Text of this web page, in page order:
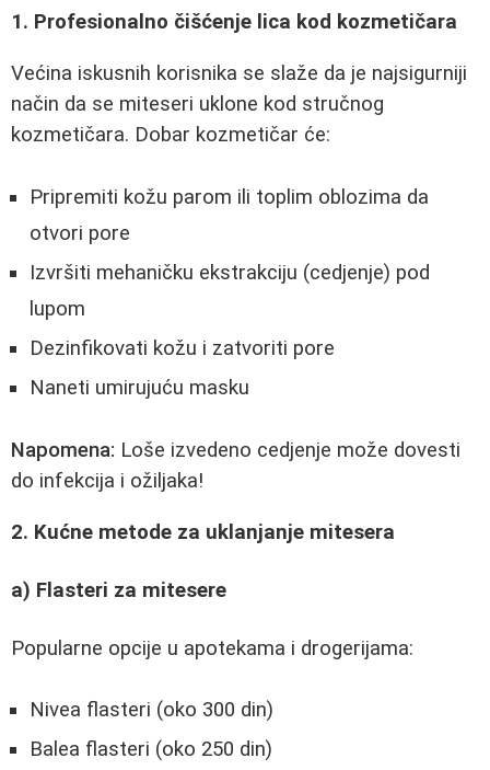
1. Profesionalno čišćenje lica kod kozmetičara
Većina iskusnih korisnika se slaže da je najsigurniji
način da se miteseri uklone kod stručnog
kozmetičara. Dobar kozmetičar će:
Pripremiti kožu parom ili toplim oblozima da
otvori pore
Izvršiti mehaničku ekstrakciju (cedjenje) pod
lupom
Dezinfikovati kožu i zatvoriti pore
Naneti umirujuću masku
Napomena: Loše izvedeno cedjenje može dovesti
do infekcija i ožiljaka!
2. Kućne metode za uklanjanje mitesera
a) Flasteri za mitesere
Popularne opcije u apotekama i drogerijama:
Nivea flasteri (oko 300 din)
Balea flasteri (oko 250 din)